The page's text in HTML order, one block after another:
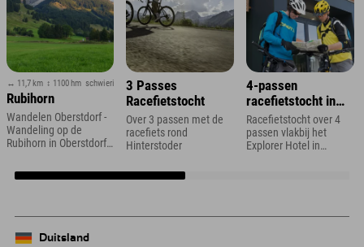
↔ 11,7 km ↕ 1100 hm schwierig
Rubihorn
Wandelen Oberstdorf -
Wandeling op de
Rubihorn in Oberstdorf
3 Passes
Racefietstocht
Over 3 passen met de
racefiets rond
Hinterstoder
4-passen
racefietstocht in
Vorarlberg
Racefietstocht over 4
passen vlakbij het
Explorer Hotel in
Duitsland